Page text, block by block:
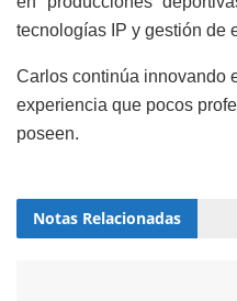
tecnologías IP y gestión de
Carlos continúa innovando
experiencia que pocos
poseen.
Notas Relacionadas